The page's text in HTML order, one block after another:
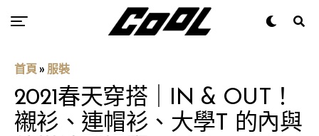
首頁 » 服裝
2021春天穿搭｜IN & OUT！
襯衫、連帽衫、大學T 的內與